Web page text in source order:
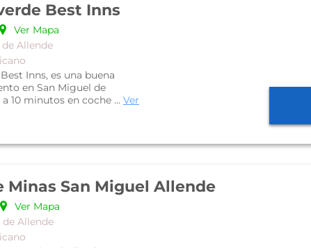
Best Inns
Ver Mapa
Allende
Inns, es una buena
en San Miguel de
10 minutos en coche ... Ver
Minas San Miguel Allende
Ver Mapa
Allende